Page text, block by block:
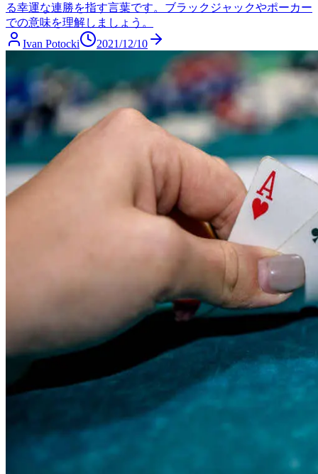
る幸運な連勝を指す言葉です。ブラックジャックやポーカー
での意味を理解しましょう。
Ivan Potocki
2021/12/10